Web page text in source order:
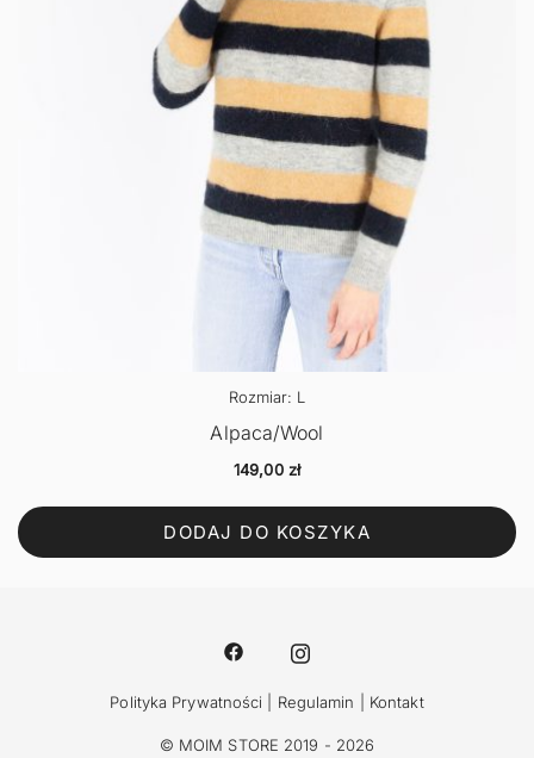
Rozmiar: L
Alpaca/Wool
149,00 zł
DODAJ DO KOSZYKA
Polityka Prywatności Regulamin Kontakt
© MOIM STORE 2019 - 2026